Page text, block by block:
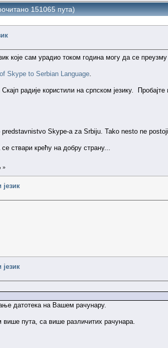
151065 пута)
које сам урадио током година могу да се
Skype to Serbian Language
радије користили на српском језику.
Skype-a za Srbiju. Tako nesto ne
ствари крећу на добру страну...
»
датотека на Вашем рачунару.
пута, са више различитих рачунара.